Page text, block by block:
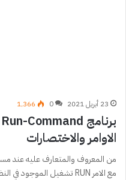
23 أبريل 2021 0 1٬366
الاوامر والاختصارات
من المعروف والمتعارف عليه عند
مع الامر RUN تشغيل الموجود في النظام وذلك لتشغيل الكثير…